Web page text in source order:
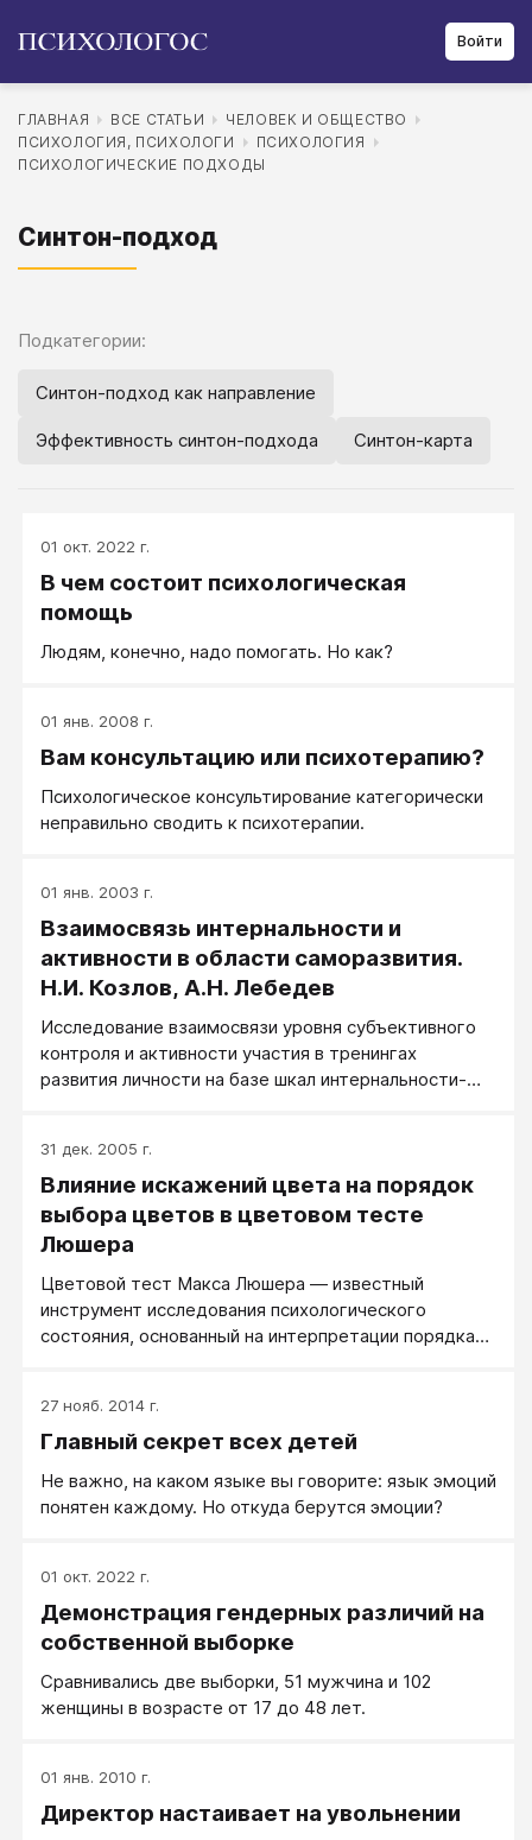
Войти
ГЛАВНАЯ ВСЕ СТАТЬИ
ЧЕЛОВЕК И ОБЩЕСТВО
ПСИХОЛОГИЯ, ПСИХОЛОГИ
ПСИХОЛОГИЯ
ПСИХОЛОГИЧЕСКИЕ ПОДХОДЫ
Синтон-подход
Подкатегории:
Синтон-подход как направление
Эффективность синтон-подхода Синтон-карта
01 окт. 2022 г.
В чем состоит психологическая
помощь
Людям, конечно, надо помогать. Но как?
01 янв. 2008 г.
Вам консультацию или психотерапию?
Психологическое консультирование категорически
неправильно сводить к психотерапии.
01 янв. 2003 г.
Взаимосвязь интернальности и
активности в области саморазвития.
Н.И. Козлов, А.Н. Лебедев
Исследование взаимосвязи уровня субъективного
контроля и активности участия в тренингах
развития личности на базе шкал интернальности-
31 дек. 2005 г.
Влияние искажений цвета на порядок
выбора цветов в цветовом тесте
Люшера
Цветовой тест Макса Люшера — известный
инструмент исследования психологического
состояния, основанный на интерпретации порядка
27 нояб. 2014 г.
Главный секрет всех детей
Не важно, на каком языке вы говорите: язык эмоций
понятен каждому. Но откуда берутся эмоции?
01 окт. 2022 г.
Демонстрация гендерных различий на
собственной выборке
Сравнивались две выборки, 51 мужчина и 102
женщины в возрасте от 17 до 48 лет.
01 янв. 2010 г.
Директор настаивает на увольнении